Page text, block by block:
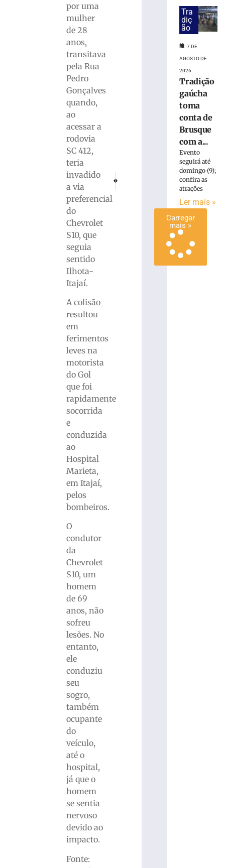
por uma
mulher
de 28
anos,
transitava
pela Rua
Pedro
Gonçalves
quando,
ao
acessar a
rodovia
SC 412,
teria
invadido
a via
preferencial
do
Chevrolet
S10, que
seguia
sentido
Ilhota-
Itajaí.
A colisão
resultou
em
ferimentos
leves na
motorista
do Gol
que foi
rapidamente
socorrida
e
conduzida
ao
Hospital
Marieta,
em Itajaí,
pelos
bombeiros.
O
condutor
da
Chevrolet
S10, um
homem
de 69
anos, não
sofreu
lesões. No
entanto,
ele
conduziu
seu
sogro,
também
ocupante
do
veículo,
até o
hospital,
já que o
homem
se sentia
nervoso
devido ao
impacto.
Fonte:
Vias no Steffen e em Cerâmica
Suspeito por furto de moto disse que
prende
mulher
suspeita
tráfico
pessoas
exploração
sexual
Carregar
mais »
Tra
diç
ão
7 DE
AGOSTO DE
2026
Tradição
gaúcha
toma
conta de
Brusque
com a...
Evento
seguirá até
domingo (9);
confira as
atrações
Ler mais »